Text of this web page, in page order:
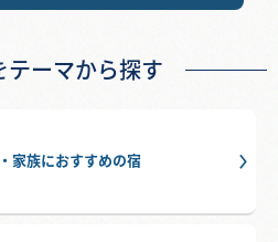
テーマから探す
家族におすすめの宿